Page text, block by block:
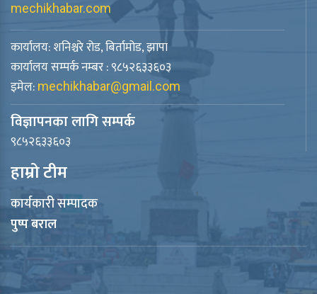
mechikhabar.com
कार्यालय: शनिश्चरे रोड, बिर्तामोड, झापा
कार्यालय सम्पर्क नम्बर : ९८५२६३३६०३
इमेल: mechikhabar@gmail.com
विज्ञापनका लागि सम्पर्क
९८५२६३३६०३
हाम्रो टीम
कार्यकारी सम्पादक
पुष्प बराल